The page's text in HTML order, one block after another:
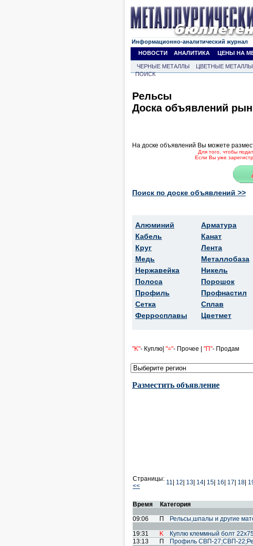
Информационно-аналитический журнал
НОВОСТИ
АНАЛИТИКА ЦЕНЫ НА
ЧЕРНЫЕ МЕТАЛЛЫ ЦВЕТНЫЕ МЕТАЛЛЫ
ПОИСК
Рельсы
Доска объявлений
На доске объявлений Вы можете
Для того, чтобы
Если Вы уже
Поиск по доске объявлений >>
Алюминий
Кабель
Круг
Медь
Нержавейка
Полоса
Профиль
Сетка
Ферросплавы
Арматура
Канат
Лента
Металлобаза
Никель
Порошок
Профнастил
Сплав
Цветмет
"K"- Куплю| "="- Прочее | "П"- Продам
Разместить объявление
Страницы:
<<
11 12 13 14 15 16 17 18
Время Категория
09:06
П Рельсы,шпалы и другие
19:31
K Куплю клеммный болт
13:13
П Профиль СВП-27;СВП-